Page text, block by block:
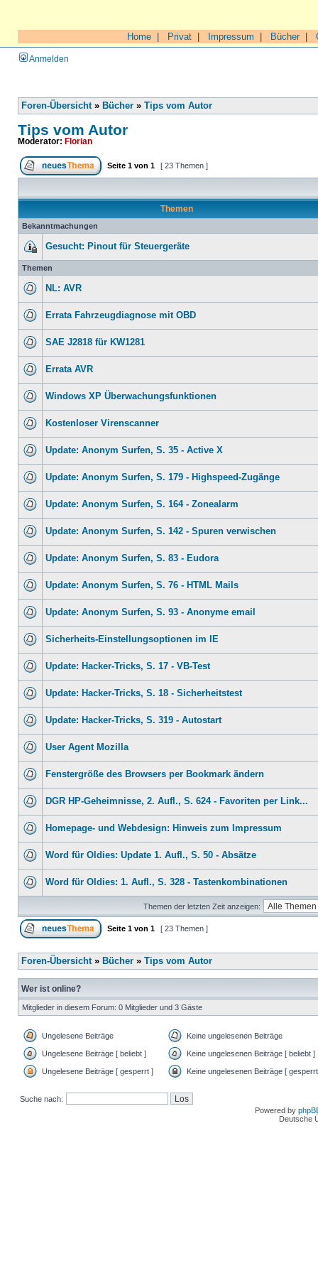
Home Privat Impressum Bücher|
Anmelden
Foren-Übersicht» Bücher » Tips vom Autor
Tips vom Autor
Moderator: Florian
Seite 1 von 1 [ 23 Themen ]
Themen
Bekanntmachungen
Gesucht: Pinout für Steuergeräte
Themen
NL: AVR
Errata Fahrzeugdiagnose mit OBD
SAE J2818 für KW1281
Errata AVR
Windows XP Überwachungsfunktionen
Kostenloser Virenscanner
Update: Anonym Surfen, S. 35 - Active X
Update: Anonym Surfen, S. 179 - Highspeed-Zugänge
Update: Anonym Surfen, S. 164 - Zonealarm
Update: Anonym Surfen, S. 142 - Spuren verwischen
Update: Anonym Surfen, S. 83 - Eudora
Update: Anonym Surfen, S. 76 - HTML Mails
Update: Anonym Surfen, S. 93 - Anonyme email
Sicherheits-Einstellungsoptionen im IE
Update: Hacker-Tricks, S. 17 - VB-Test
Update: Hacker-Tricks, S. 18 - Sicherheitstest
Update: Hacker-Tricks, S. 319 - Autostart
User Agent Mozilla
Fenstergröße des Browsers per Bookmark ändern
DGR HP-Geheimnisse, 2. Aufl., S. 624 - Favoriten per Link...
Homepage- und Webdesign: Hinweis zum Impressum
Word für Oldies: Update 1. Aufl., S. 50 - Absätze
Word für Oldies: 1. Aufl., S. 328 - Tastenkombinationen
Themen der letzten Zeit anzeigen:
Seite 1 von 1 [ 23 Themen ]
Foren-Übersicht» Bücher » Tips vom Autor
Wer ist online?
Mitglieder in diesem Forum: 0 Mitglieder und 3 Gäste
Ungelesene Beiträge Keine ungelesenen Beiträge
Ungelesene Beiträge [ beliebt ] Keine ungelesenen Beiträge [ beliebt ]
Ungelesene Beiträge [ gesperrt ] Keine ungelesenen Beiträge [
Suche nach:
Powered by
Deutsche